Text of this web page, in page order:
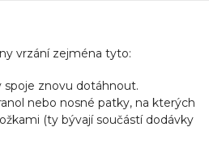
vrzání zejména tyto:
spoje znovu dotáhnout.
nebo nosné patky, na kterých
(ty bývají součástí dodávky